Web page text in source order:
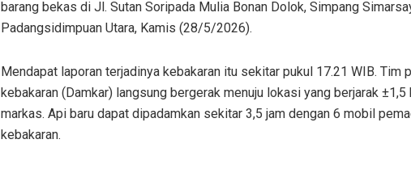
barang bekas di Jl. Sutan Soripada Mulia Bonan Dolok, Simpang
Padangsidimpuan Utara, Kamis (28/5/2026).
Mendapat laporan terjadinya kebakaran itu sekitar pukul 17.21 WIB. Tim
kebakaran (Damkar) langsung bergerak menuju lokasi yang berjarak ±1,5
markas. Api baru dapat dipadamkan sekitar 3,5 jam dengan 6 mobil
kebakaran.